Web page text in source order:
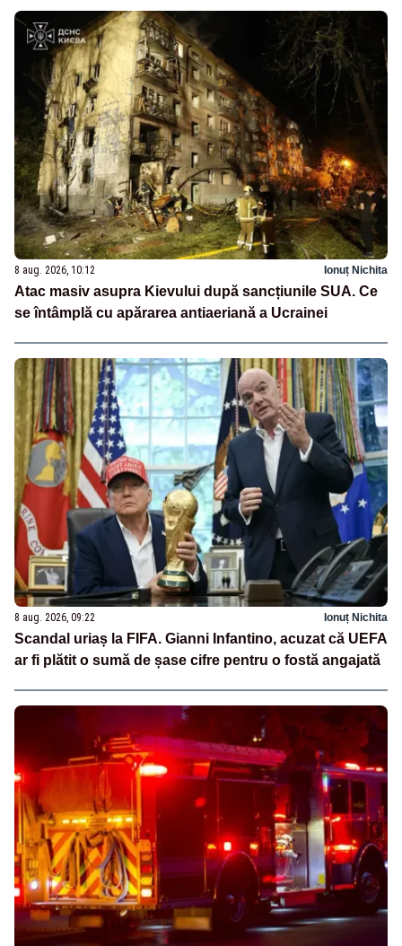
8 aug. 2026, 10:12 Ionuț Nichita
Atac masiv asupra Kievului după sancțiunile SUA. Ce
se întâmplă cu apărarea antiaeriană a Ucrainei
8 aug. 2026, 09:22 Ionuț Nichita
Scandal uriaș la FIFA. Gianni Infantino, acuzat că UEFA
ar fi plătit o sumă de șase cifre pentru o fostă angajată